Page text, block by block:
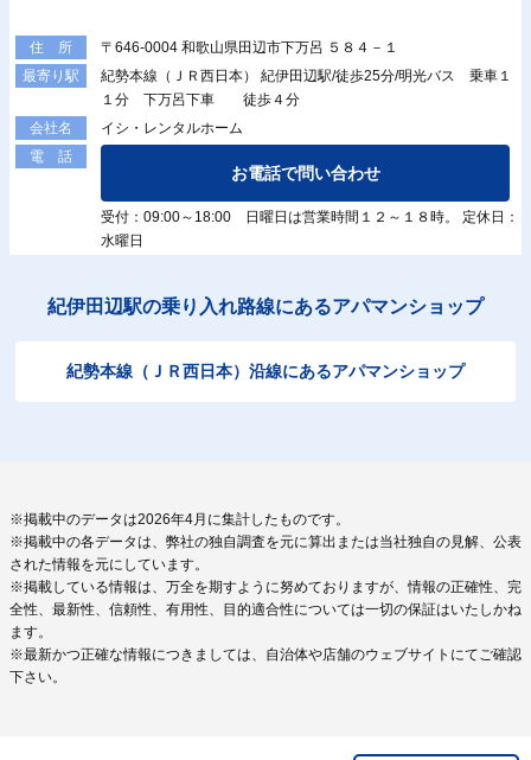
住 所
〒646-0004 和歌山県田辺市下万呂 ５８４－１
最寄り駅
紀勢本線（ＪＲ西日本） 紀伊田辺駅/徒歩25分/明光バス 乗車１
１分 下万呂下車 徒歩４分
会社名
イシ・レンタルホーム
電 話
お電話で問い合わせ
受付：09:00～18:00 日曜日は営業時間１２～１８時。 定休日：
水曜日
紀伊田辺駅の乗り入れ路線にあるアパマンショップ
紀勢本線（ＪＲ西日本）沿線にあるアパマンショップ
※掲載中のデータは2026年4月に集計したものです。
※掲載中の各データは、弊社の独自調査を元に算出または当社独自の見解、公表
された情報を元にしています。
※掲載している情報は、万全を期すように努めておりますが、情報の正確性、完
全性、最新性、信頼性、有用性、目的適合性については一切の保証はいたしかね
ます。
※最新かつ正確な情報につきましては、自治体や店舗のウェブサイトにてご確認
下さい。